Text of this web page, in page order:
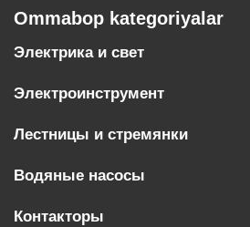
Ommabop kategoriyalar
Электрика и свет
Электроинструмент
Лестницы и стремянки
Водяные насосы
Контакторы